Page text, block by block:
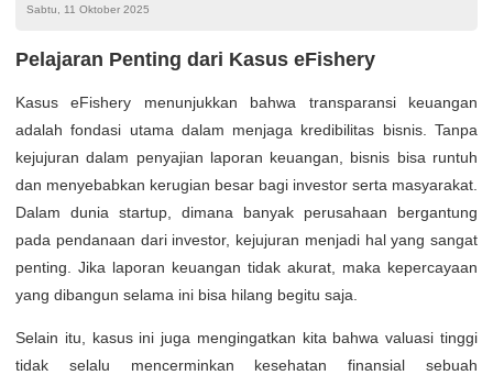
Sabtu, 11 Oktober 2025
Pelajaran Penting dari Kasus eFishery
Kasus eFishery menunjukkan bahwa transparansi keuangan
adalah fondasi utama dalam menjaga kredibilitas bisnis. Tanpa
kejujuran dalam penyajian laporan keuangan, bisnis bisa runtuh
dan menyebabkan kerugian besar bagi investor serta masyarakat.
Dalam dunia startup, dimana banyak perusahaan bergantung
pada pendanaan dari investor, kejujuran menjadi hal yang sangat
penting. Jika laporan keuangan tidak akurat, maka kepercayaan
yang dibangun selama ini bisa hilang begitu saja.
Selain itu, kasus ini juga mengingatkan kita bahwa valuasi tinggi
tidak selalu mencerminkan kesehatan finansial sebuah